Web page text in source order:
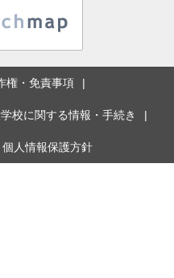
権・免責事項
校に関する情報・手続き
個人情報保護方針